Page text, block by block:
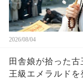
2026/08/04
田舎娘が拾った
王級エメラルド